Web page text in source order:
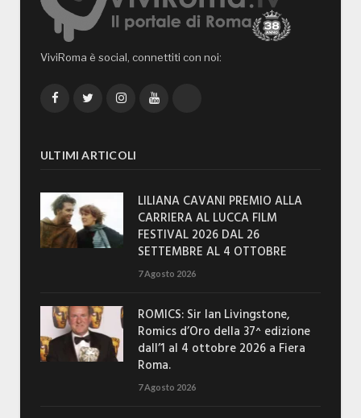
ViviRoma è social, connettiti con noi:
FacebookTwitterInstagramYouTube
ULTIMI ARTICOLI
LILIANA CAVANI PREMIO ALLA
CARRIERA AL LUCCA FILM
FESTIVAL 2026 DAL 26
SETTEMBRE AL 4 OTTOBRE
7 Agosto 2026
ROMICS: Sir Ian Livingstone,
Romics d’Oro della 37^ edizione
dall’1 al 4 ottobre 2026 a Fiera
Roma.
7 Agosto 2026